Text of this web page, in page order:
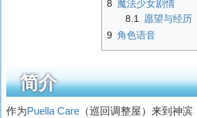
8 魔法少女剧情
8.1 愿望与经历
9 角色语音
简介
作为Puella Care（巡回调整屋）来到神滨